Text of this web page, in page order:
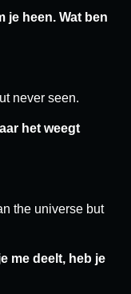
je heen. Wat ben
never seen.
het weegt
the universe but
me deelt, heb je